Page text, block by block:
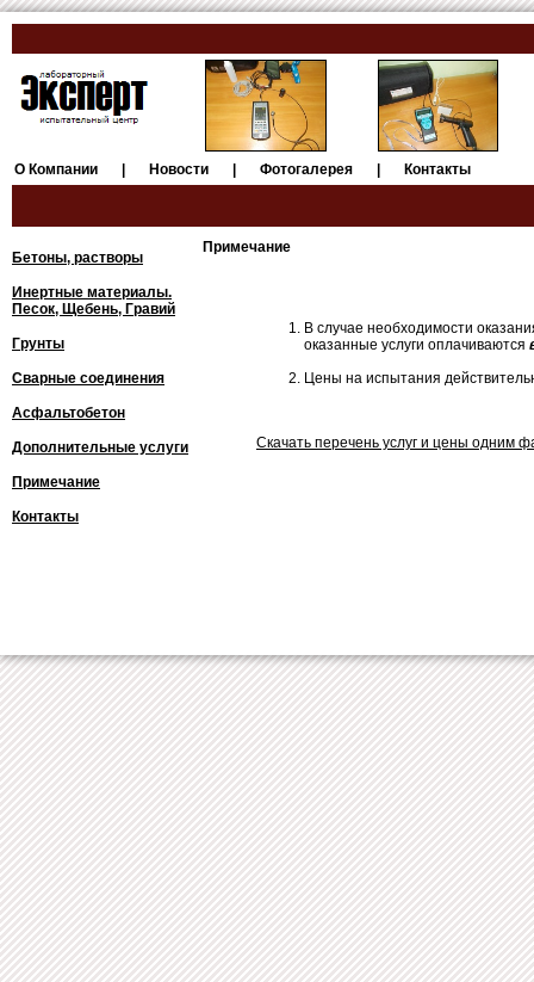
О Компании Новости Фотогалерея Контакты
Бетоны, растворы
Инертные материалы.
Песок, Щебень, Гравий
Грунты
Сварные соединения
Асфальтобетон
Дополнительные услуги
Примечание
Контакты
Примечание
В случае необходимости
оказанные услуги оплачиваются
Цены на испытания
Cкачать перечень услуг и цены одним